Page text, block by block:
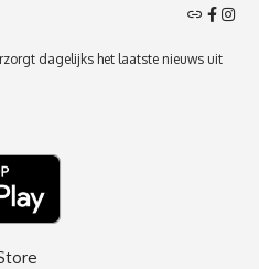
dagelijks het laatste nieuws uit